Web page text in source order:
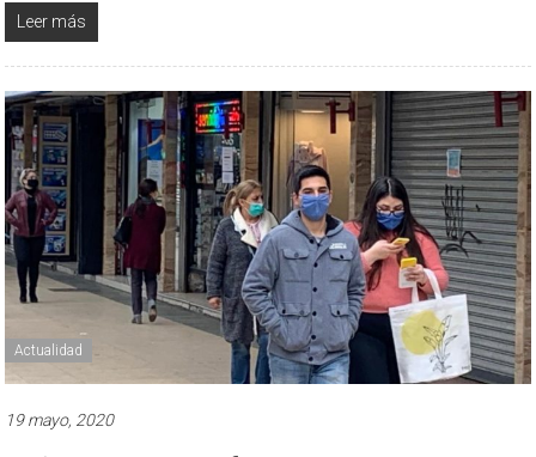
Leer más
Actualidad
19 mayo, 2020